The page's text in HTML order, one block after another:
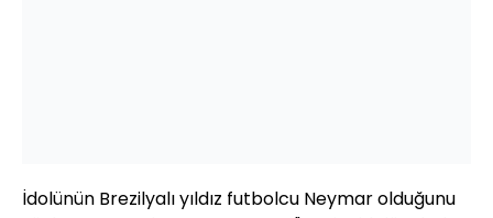
İdolünün Brezilyalı yıldız futbolcu Neymar olduğunu